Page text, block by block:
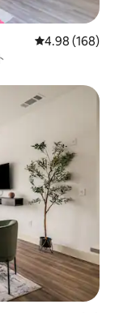
レビュー168
4.98 (168)